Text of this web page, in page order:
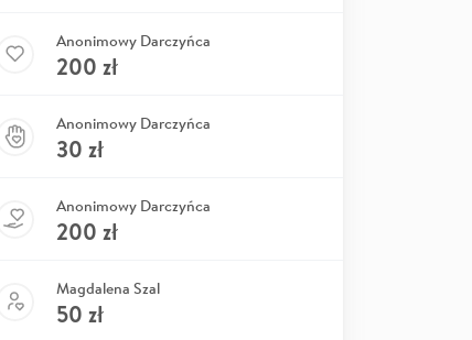
Anonimowy Darczyńca
200 zł
Anonimowy Darczyńca
30 zł
Anonimowy Darczyńca
200 zł
Magdalena Szal
50 zł